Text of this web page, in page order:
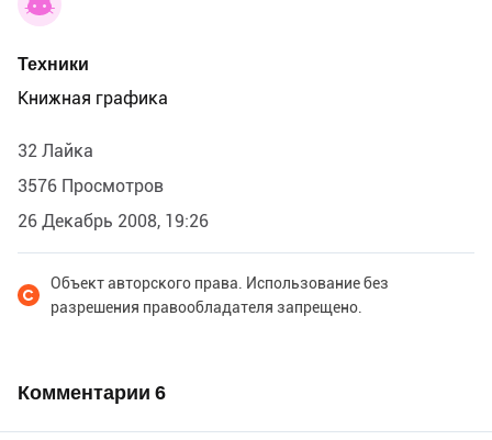
Техники
Книжная графика
32 Лайка
3576 Просмотров
26 Декабрь 2008, 19:26
Объект авторского права. Использование без
разрешения правообладателя запрещено.
Комментарии 6